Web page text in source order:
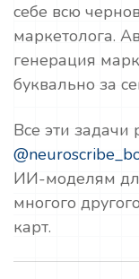
себе всю
маркетолога.
генерация
буквально за
Все эти
ИИ-моделям
многого
карт.